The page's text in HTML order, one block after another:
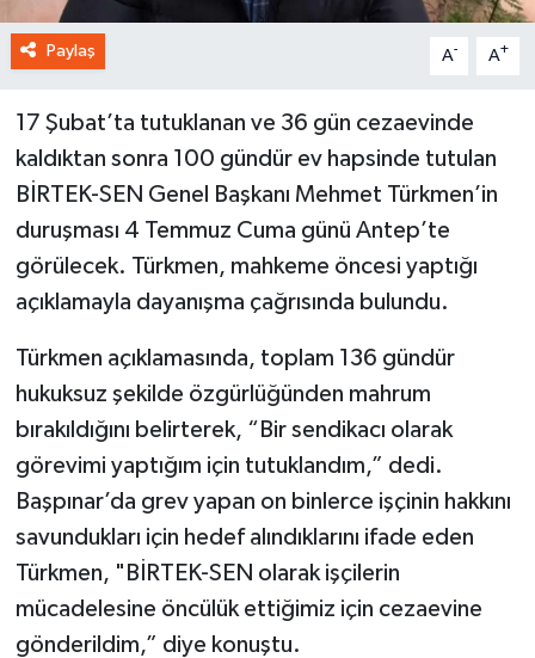
Paylaş A- A+
17 Şubat’ta tutuklanan ve 36 gün cezaevinde
kaldıktan sonra 100 gündür ev hapsinde tutulan
BİRTEK-SEN Genel Başkanı Mehmet Türkmen’in
duruşması 4 Temmuz Cuma günü Antep’te
görülecek. Türkmen, mahkeme öncesi yaptığı
açıklamayla dayanışma çağrısında bulundu.
Türkmen açıklamasında, toplam 136 gündür
hukuksuz şekilde özgürlüğünden mahrum
bırakıldığını belirterek, “Bir sendikacı olarak
görevimi yaptığım için tutuklandım,” dedi.
Başpınar’da grev yapan on binlerce işçinin hakkını
savundukları için hedef alındıklarını ifade eden
Türkmen, "BİRTEK-SEN olarak işçilerin
mücadelesine öncülük ettiğimiz için cezaevine
gönderildim,” diye konuştu.